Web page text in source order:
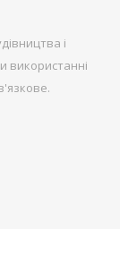
і
використанні